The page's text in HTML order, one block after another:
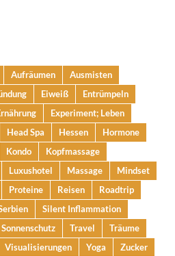
Aufräumen
Ausmisten
Eiweiß
Entrümpeln
Experiment; Leben
Head Spa Hessen
Hormone
Kondo
Kopfmassage
Luxushotel Massage
Mindset
Proteine Reisen
Roadtrip
Silent Inflammation
Sonnenschutz Travel
Träume
Visualisierungen Yoga
Zucker